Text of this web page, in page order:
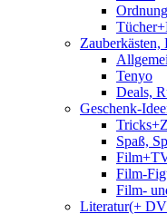
Ordnung
Tenyo
Deals,
Geschenk-
Spaß,
Film-
Film-
Literatur(+